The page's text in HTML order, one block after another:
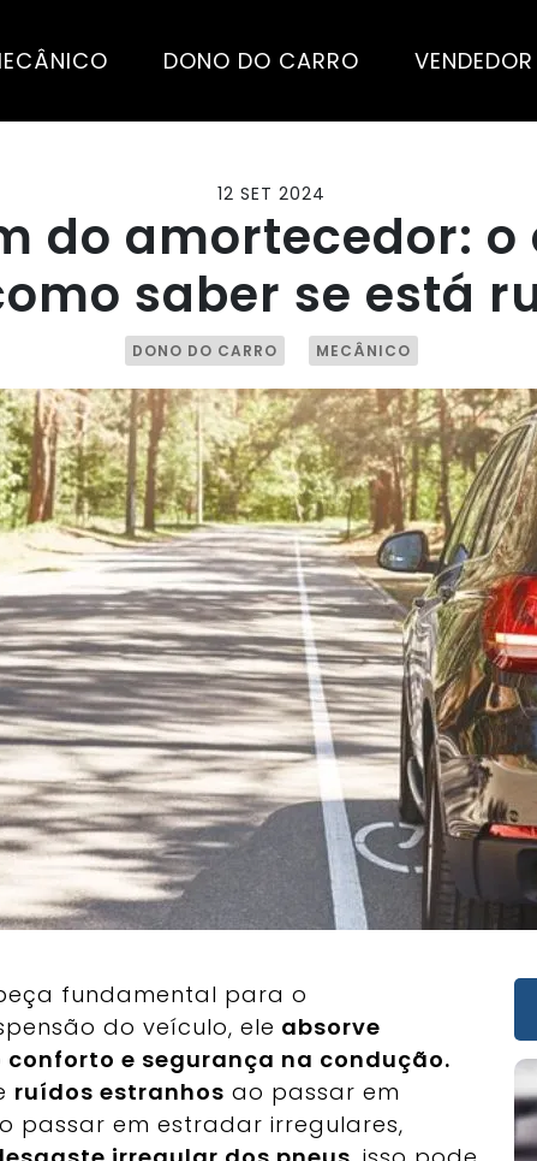
DONO DO CARRO VENDEDOR
12 SET 2024
do amortecedor: o
saber se está
DONO DO CARRO MECÂNICO
fundamental para o
do veículo, ele absorve
e segurança na condução.
ruídos estranhos ao passar em
passar em estradar irregulares,